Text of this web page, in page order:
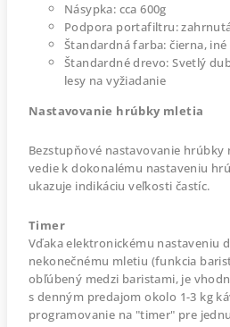
Násypka: cca 600g
Podpora portafiltru:
Štandardná farba: čierna,
Štandardné drevo: Svetlý
lesy na vyžiadanie
Nastavovanie hrúbky mletia
Bezstupňové nastavovanie
vedie k dokonalému nastaveniu
ukazuje indikáciu veľkosti častíc.
Timer
Vďaka elektronickému nastaveniu
nekonečnému mletiu (funkcia
obľúbený medzi baristami, je
s denným predajom okolo 1-3 kg
programovanie na "timer" pre